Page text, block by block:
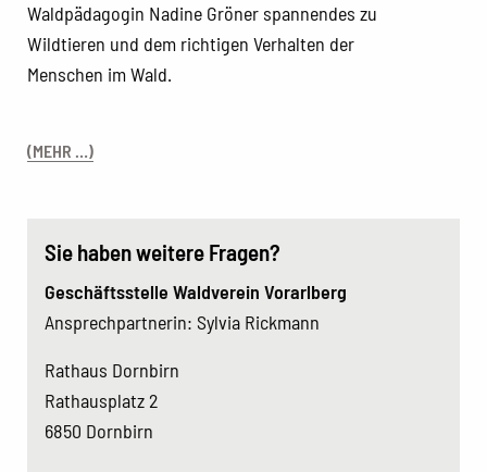
Waldpädagogin Nadine Gröner spannendes zu
Wildtieren und dem richtigen Verhalten der
Menschen im Wald.
(MEHR …)
Sie haben weitere Fragen?
Geschäftsstelle Waldverein Vorarlberg
Ansprechpartnerin: Sylvia Rickmann
Rathaus Dornbirn
Rathausplatz 2
6850 Dornbirn